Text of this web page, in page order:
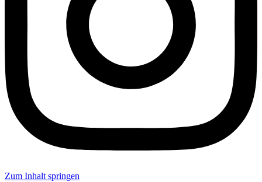
Zum Inhalt springen